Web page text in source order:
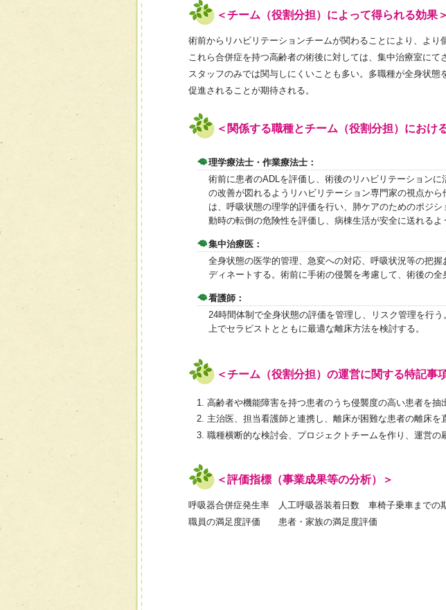
＜チーム（役割分担）によって得られる効果＞
術前からリハビリテーションチームが関わることにより、より
これら合併症を持つ高齢者の術後に対しては、集中治療室に
スタッフのみでは関与しにくいことも多い。多職種が全身状
促進されることが期待される。
＜関係する職種とチーム（役割分担）におけ
理学療法士・作業療法士：
術前に患者のADLを評価し、術後のリハビリテーション
の改善が図れるようリハビリテーション専門家の視点か
は、呼吸状態の理学的評価を行い、肺ケアのためのポジ
動時の転倒の危険性を評価し、病棟生活が安全に送れるよ
集中治療医：
全身状態の医学的管理、急変への対応、呼吸状況等の把
ディネートする。術前に手術の侵襲を考慮して、術後の全
看護師：
24時間体制で全身状態の評価を管理し、リスク管理を行
上でセラピストとともに最適な離床方法を検討する。
＜チーム（役割分担）の運営に関する特記事
高齢者や機能障害を持つ患者のうち侵襲度の高い患者を抽
主治医、担当看護師と連携し、離床が困難な患者の離床を
職種横断的な検討会、プロジェクトチームを作り、運営の
＜評価指標（事業成果等の分析）＞
呼吸器合併症発生率 人工呼吸器装着日数 車椅子乗車までの
職員の満足度評価 患者・家族の満足度評価